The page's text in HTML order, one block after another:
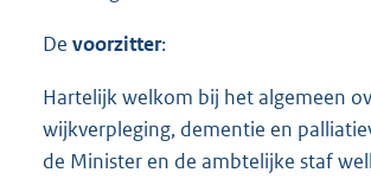
De voorzitter:
Hartelijk welkom bij het algemeen
wijkverpleging, dementie en
de Minister en de ambtelijke staf